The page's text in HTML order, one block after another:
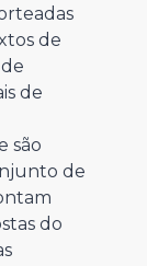
de
de
são
de
do